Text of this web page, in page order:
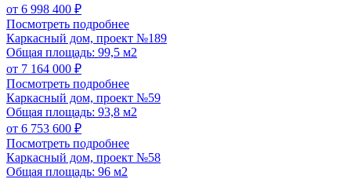
от 6 998 400 ₽
Посмотреть подробнее
Каркасный дом, проект №189
Общая площадь: 99,5 м2
от 7 164 000 ₽
Посмотреть подробнее
Каркасный дом, проект №59
Общая площадь: 93,8 м2
от 6 753 600 ₽
Посмотреть подробнее
Каркасный дом, проект №58
Общая площадь: 96 м2